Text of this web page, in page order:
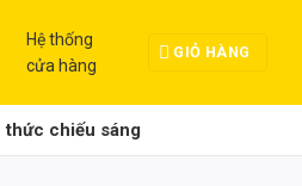
Hệ thống
cửa hàng
GIỎ HÀNG
thức chiếu sáng